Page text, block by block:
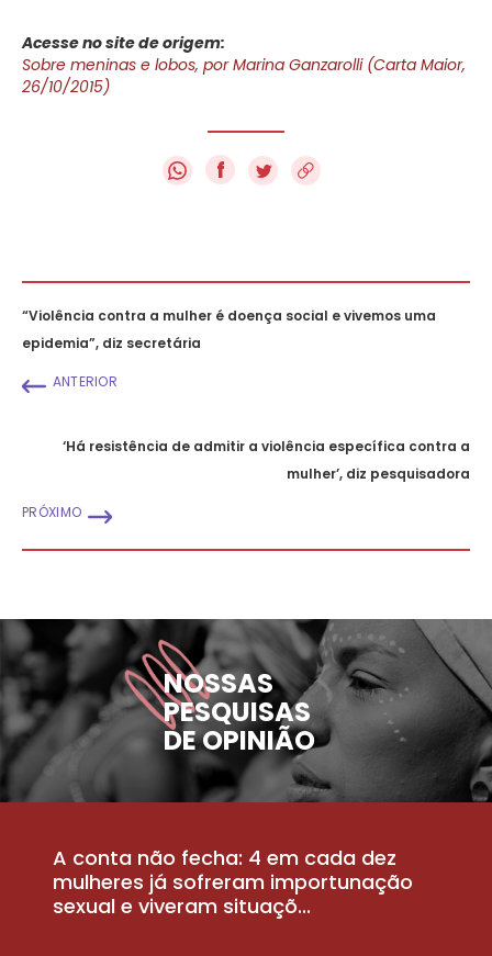
Acesse no site de origem:
Sobre meninas e lobos, por Marina Ganzarolli (Carta Maior,
26/10/2015)
f
“Violência contra a mulher é doença social e vivemos uma
epidemia”, diz secretária
ANTERIOR
‘Há resistência de admitir a violência específica contra a
mulher’, diz pesquisadora
PRÓXIMO
NOSSAS
PESQUISAS
DE OPINIÃO
A conta não fecha: 4 em cada dez
mulheres já sofreram importunação
sexual e viveram situaçõ...